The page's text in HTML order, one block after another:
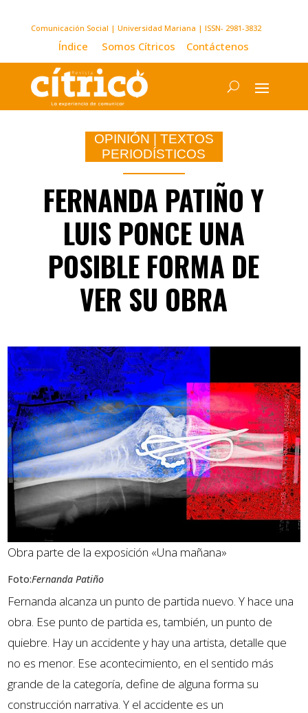
Comunicación Social | Universidad Mariana | ISSN- 2981-3832
Índice Somos Cítricos Contáctenos
OPINIÓN | TEXTOS
PERIODÍSTICOS
FERNANDA PATIÑO Y
LUIS PONCE UNA
POSIBLE FORMA DE
VER SU OBRA
Obra parte de la exposición «Una mañana»
Foto:Fernanda Patiño
Fernanda alcanza un punto de partida nuevo. Y hace una
obra. Ese punto de partida es, también, un punto de
quiebre. Hay un accidente y hay una artista, detalle que
no es menor. Ese acontecimiento, en el sentido más
grande de la categoría, define de alguna forma su
construcción narrativa. Y el accidente es un